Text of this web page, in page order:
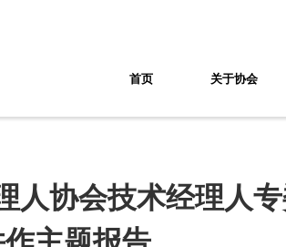
首页 关于协会
人协会技术经理人